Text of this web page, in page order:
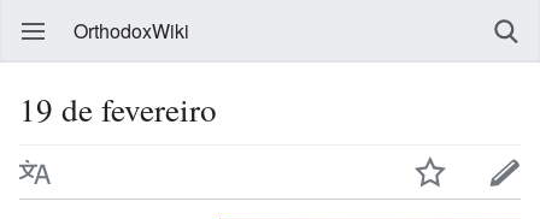
OrthodoxWiki
19 de fevereiro